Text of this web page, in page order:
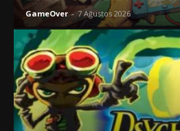
GameOver - 7 Ağustos 2026